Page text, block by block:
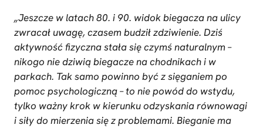
„Jeszcze w latach 80. i 90. widok biegacza na ulicy
zwracał uwagę, czasem budził zdziwienie. Dziś
aktywność fizyczna stała się czymś naturalnym –
nikogo nie dziwią biegacze na chodnikach i w
parkach. Tak samo powinno być z sięganiem po
pomoc psychologiczną – to nie powód do wstydu,
tylko ważny krok w kierunku odzyskania równowagi
i siły do mierzenia się z problemami. Bieganie ma